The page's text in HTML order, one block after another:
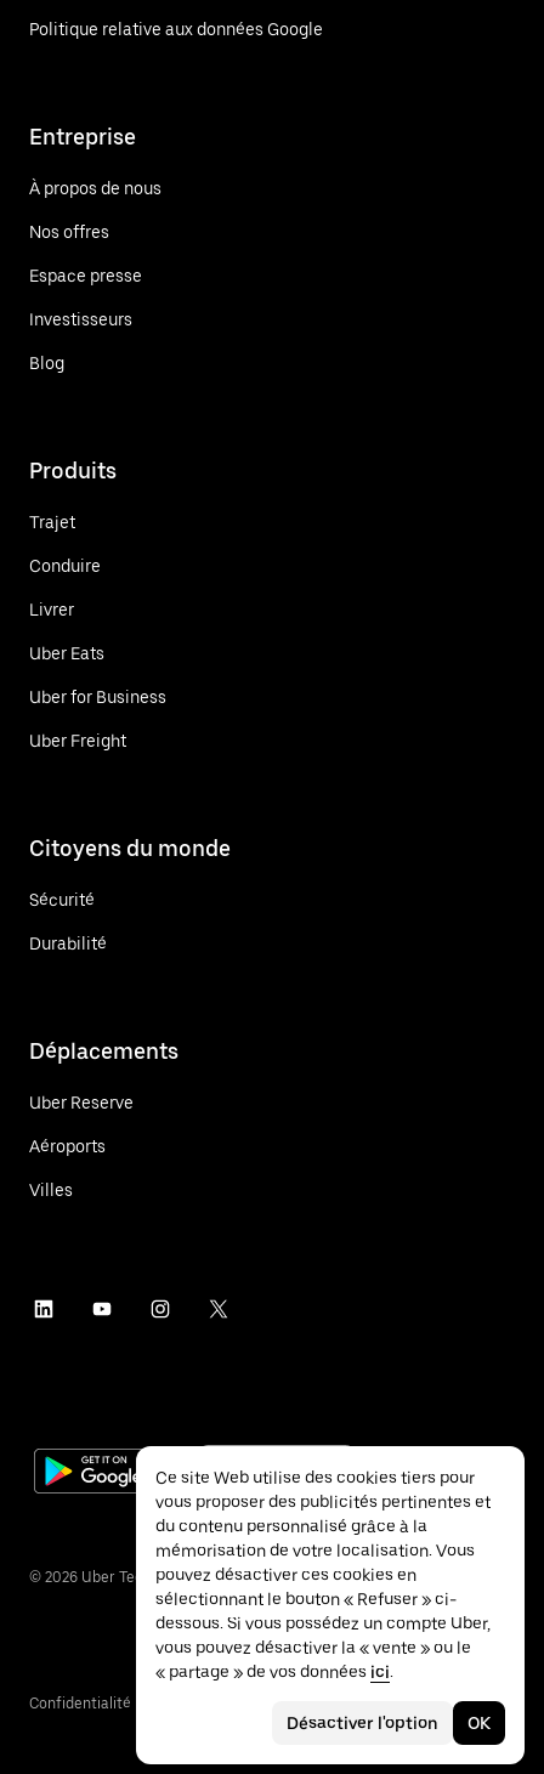
Politique relative aux données Google
Entreprise
À propos de nous
Nos offres
Espace presse
Investisseurs
Blog
Produits
Trajet
Conduire
Livrer
Uber Eats
Uber for Business
Uber Freight
Citoyens du monde
Sécurité
Durabilité
Déplacements
Uber Reserve
Aéroports
Villes
© 2026 Uber Technologies Inc.
Confidentialité
Ce site Web utilise des cookies tiers pour
vous proposer des publicités pertinentes et
du contenu personnalisé grâce à la
mémorisation de votre localisation. Vous
pouvez désactiver ces cookies en
sélectionnant le bouton « Refuser » ci-
dessous. Si vous possédez un compte Uber,
vous pouvez désactiver la « vente » ou le
« partage » de vos données ici.
Désactiver l'option OK